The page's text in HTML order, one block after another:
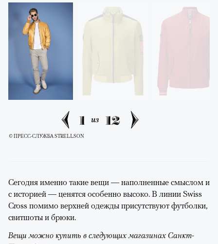
1 из 12
© ПРЕСС-СЛУЖБА STRELLSON
Сегодня именно такие вещи — наполненные смыслом и
с историей — ценятся особенно высоко. В линии Swiss
Cross помимо верхней одежды присутствуют футболки,
свитшоты и брюки.
Вещи можно купить в следующих магазинах Санкт-